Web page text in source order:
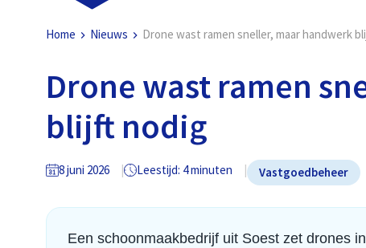
Home Nieuws Drone wast ramen sneller, maar handwerk
Drone wast ramen
blijft nodig
8 juni 2026 Leestijd: 4 minuten Vastgoedbeheer
Een schoonmaakbedrijf uit Soest zet drones